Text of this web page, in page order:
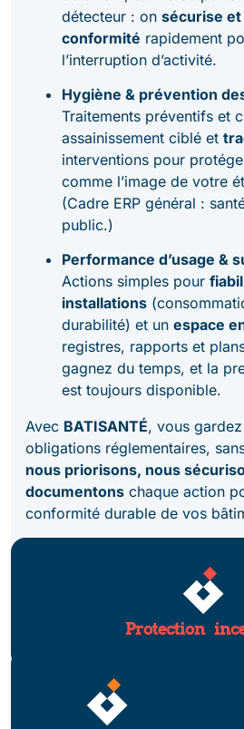
détecteur : onsécurise
conformité rapidement
l’interruption d’activité.
Hygiène & prévention
Traitements préventifs et
assainissement ciblé et
interventions pour
comme l’image de votre
(Cadre ERP général :
public.)
Performance d’usage &
Actions simples pour
installations
durabilité) et unespace
registres, rapports et
gagnez du temps, et la
est toujours disponible.
Avec BATISANTÉ, vous
obligations réglementaires,
nous priorisons, nous
documentons chaque action
conformité durable de vos
Protection